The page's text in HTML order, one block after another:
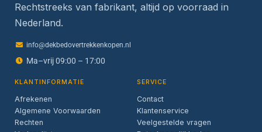
Rechtstreeks van fabrikant, altijd op voorraad in
Nederland.
info@dekbedovertrekkenkopen.nl
Ma–vrij 09:00 – 17:00
KLANTINFORMATIE
Afrekenen
Algemene Voorwaarden
Rechten
SERVICE
Contact
Klantenservice
Veelgestelde vragen